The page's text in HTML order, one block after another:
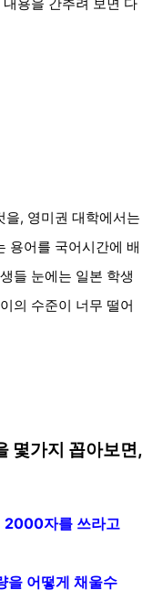
용을 간추려 보면 다
을, 영미권 대학에서는
용어를 국어시간에 배
들 눈에는 일본 학생
의 수준이 너무 떨어
몇가지 꼽아보면,
2000자를 쓰라고
을 어떻게 채울수